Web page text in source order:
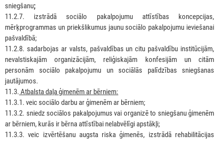
sniegšanu;
11.2.7. izstrādā sociālo pakalpojumu attīstības koncepcijas,
mērķprogrammas un priekšlikumus jaunu sociālo pakalpojumu ieviešanai
pašvaldībā;
11.2.8. sadarbojas ar valsts, pašvaldības un citu pašvaldību institūcijām,
nevalstiskajām organizācijām, reliģiskajām konfesijām un citām
personām sociālo pakalpojumu un sociālās palīdzības sniegšanas
jautājumos.
11.3. Atbalsta daļa ģimenēm ar bērniem:
11.3.1. veic sociālo darbu ar ģimenēm ar bērniem;
11.3.2. sniedz sociālos pakalpojumus vai organizē to sniegšanu ģimenēm
ar bērniem, kurās ir bērna attīstībai nelabvēlīgi apstākļi;
11.3.3. veic izvērtēšanu augsta riska ģimenēs, izstrādā rehabilitācijas